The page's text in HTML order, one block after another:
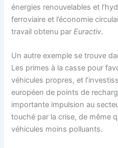
énergies renouvelables et
ferroviaire et l’économie
travail obtenu parEuractiv.
Un autre exemple se trouve
Les primes à la casse pour
véhicules propres, et
européen de points de
importante impulsion au
touché par la crise, de même
véhicules moins polluants.